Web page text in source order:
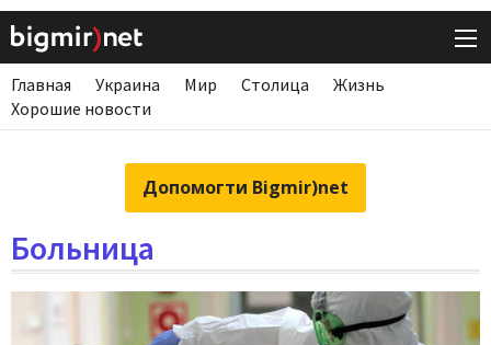
Главная Украина Мир Столица
Жизнь
Хорошие новости
Допомогти Bigmir)net
Больница